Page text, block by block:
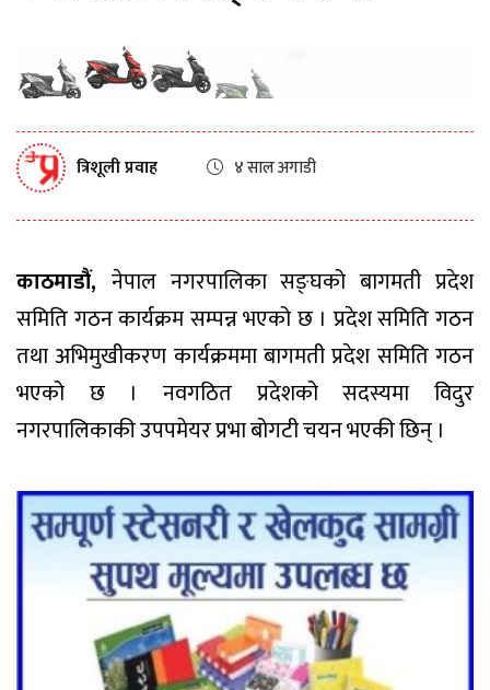
त्रिशूली प्रवाह ४ साल अगाडी
काठमाडौं, नेपाल नगरपालिका सङ्घको बागमती प्रदेश
समिति गठन कार्यक्रम सम्पन्न भएको छ । प्रदेश समिति गठन
तथा अभिमुखीकरण कार्यक्रममा बागमती प्रदेश समिति गठन
भएको छ । नवगठित प्रदेशको सदस्यमा विदुर
नगरपालिकाकी उपपमेयर प्रभा बोगटी चयन भएकी छिन् ।